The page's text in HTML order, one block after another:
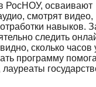
РосНОУ, осваивают
смотрят видео,
навыков.
следить
сколько
программу